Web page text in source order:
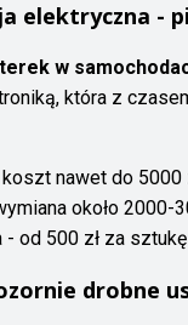
elektryczna -
w
która z
nawet do 5000
około 2000-
- od 500 zł za sztukę
drobne